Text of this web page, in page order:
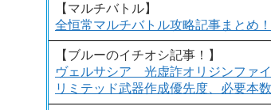
【マルチバトル】
全恒常マルチバトル攻略記事まとめ！
【 ブルーのイチオシ記事！ 】
ヴェルサシア 光虚詐オリジンファイ
リミテッド武器作成優先度、必要本